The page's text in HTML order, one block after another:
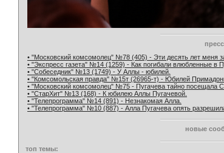
• "Московский комсомолец" №78 (405) - Эти десять лет меня
• "Экспресс газета" №14 (1259) - Как погибали влюбленные в
• "Собеседник" №13 (1749) - У Аллы - юбилей.
• "Комсомольская правда" №15т (26965-т) - Юбилей
• "Московский комсомолец" №75 - Пугачева тайно посещала
• "СтарХит" №13 (168) - К юбилею Аллы Пугачевой.
• "Телепрограмма" №14 (891) - Незнакомая Алла.
• "Телепрограмма" №10 (887) - Алла Пугачева опять
новые
топ темы: